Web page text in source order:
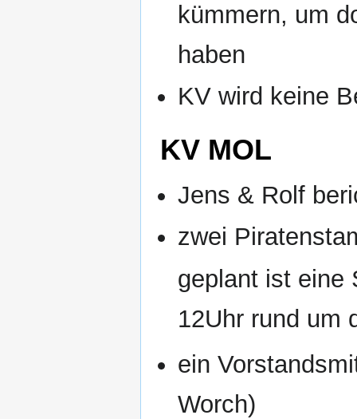
kümmern, um
haben
KV wird keine
KV MOL
Jens & Rolf
zwei
geplant ist eine
12Uhr rund um
ein
Worch)